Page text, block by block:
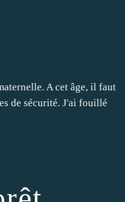
A cet âge, il faut
de sécurité. J'ai fouillé